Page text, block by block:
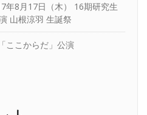
年8月17日（木） 16期研究生
山根涼羽 生誕祭
ここからだ」公演